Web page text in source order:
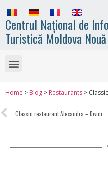
Centrul Național de
Turistică Moldova Nouă
Home > Blog > Restaurants >
Classic restaurant Alexandra – Divici